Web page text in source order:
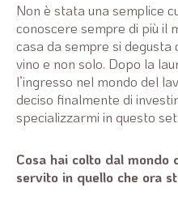
Non è stata una semplice
conoscere sempre di più il
casa da sempre si degusta
vino e non solo. Dopo la
l’ingresso nel mondo del
deciso finalmente di
specializzarmi in questo
Cosa hai colto dal mondo
servito in quello che ora